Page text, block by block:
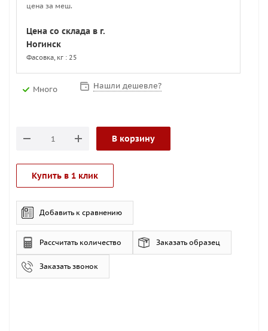
цена за меш.
Цена со склада в г.
Ногинск
Фасовка, кг : 25
Много Нашли дешевле?
В корзину
Купить в 1 клик
Добавить к сравнению
Рассчитать количество Заказать образец
Заказать звонок